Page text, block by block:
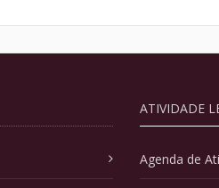
ATIVIDADE
Agenda de